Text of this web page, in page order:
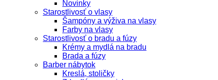
Novinky
Starostlivosť o vlasy
Šampóny a výživa na vlasy
Farby na vlasy
Starostlivosť o bradu a fúzy
Krémy a mydlá na bradu
Brada a fúzy
Barber nábytok
Kreslá, stoličky